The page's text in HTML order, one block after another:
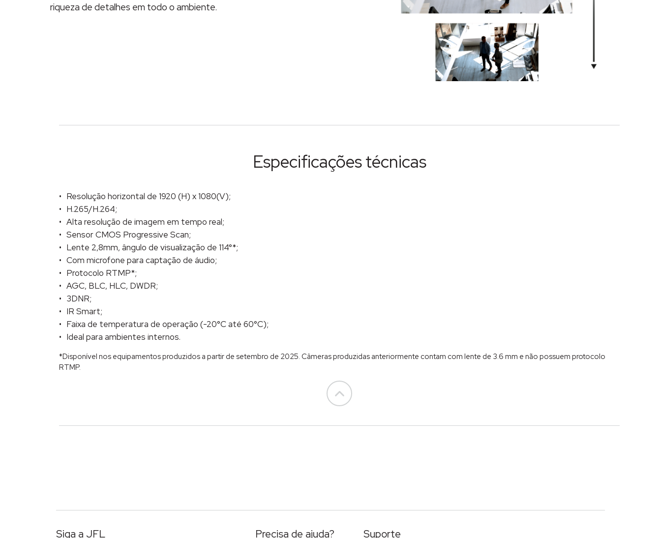
riqueza de detalhes em todo o ambiente.
Especificações técnicas
Resolução horizontal de 1920 (H) x 1080(V);
H.265/H.264;
Alta resolução de imagem em tempo real;
Sensor CMOS Progressive Scan;
Lente 2,8mm, ângulo de visualização de 114°*;
Com microfone para captação de áudio;
Protocolo RTMP*;
AGC, BLC, HLC, DWDR;
3DNR;
IR Smart;
Faixa de temperatura de operação (-20°C até 60°C);
Ideal para ambientes internos.
*Disponível nos equipamentos produzidos a partir de setembro de 2025. Câmeras produzidas anteriormente contam com lente de 3.6 mm e não possuem protocolo
RTMP.
Go to top
Siga a JFL Precisa de ajuda? Suporte